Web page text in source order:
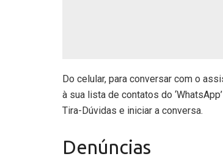
Do celular, para conversar com o
à sua lista de contatos do
Tira-Dúvidas e iniciar a conversa.
Denúncias